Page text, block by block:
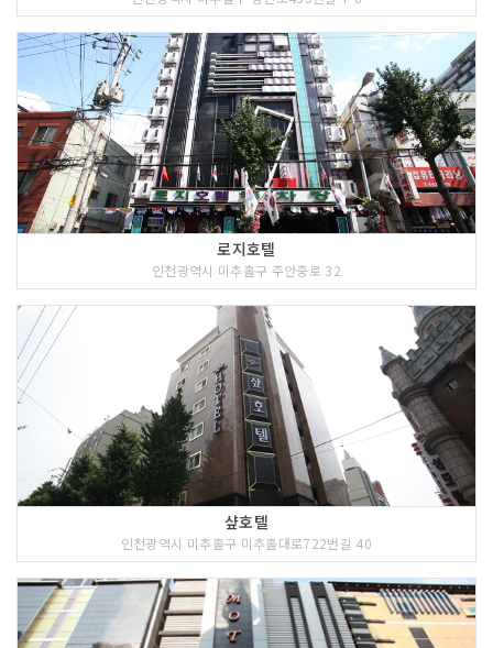
로지호텔
인천광역시 미추홀구 주안중로 32
샾호텔
인천광역시 미추홀구 미추홀대로722번길 40